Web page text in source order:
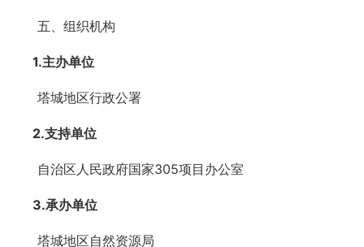
五、组织机构
1.主办单位
塔城地区行政公署
2.支持单位
自治区人民政府国家305项目办公室
3.承办单位
塔城地区自然资源局